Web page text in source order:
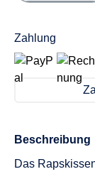
Zahlung
Beschreibung
Das